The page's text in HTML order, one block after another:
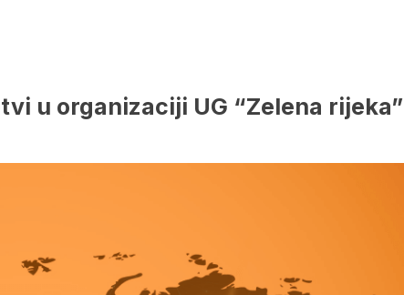
u organizaciji UG “Zelena rijeka”